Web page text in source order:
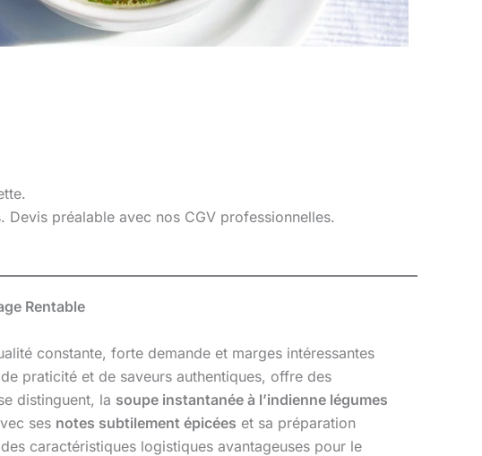
préalable avec nos CGV professionnelles.
Rentable
constante, forte demande et marges intéressantes
praticité et de saveurs authentiques, offre des
distinguent, la soupe instantanée à l’indienne légumes
ses notes subtilement épicées et sa préparation
caractéristiques logistiques avantageuses pour le